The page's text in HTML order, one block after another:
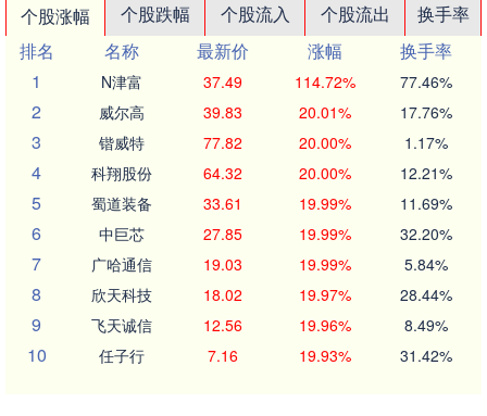
个股涨幅 个股跌幅 个股流入 个股流出
换手率
排名
名称 最新价 涨幅
换手率
1
N津富 37.49 114.72% 77.46%
2 威尔高 39.83 20.01% 17.76%
3 锴威特 77.82 20.00% 1.17%
4 科翔股份 64.32 20.00% 12.21%
5 蜀道装备 33.61 19.99% 11.69%
6 中巨芯 27.85 19.99% 32.20%
7 广哈通信 19.03 19.99% 5.84%
8 欣天科技 18.02 19.97% 28.44%
9 飞天诚信 12.56 19.96% 8.49%
10 任子行 7.16 19.93% 31.42%